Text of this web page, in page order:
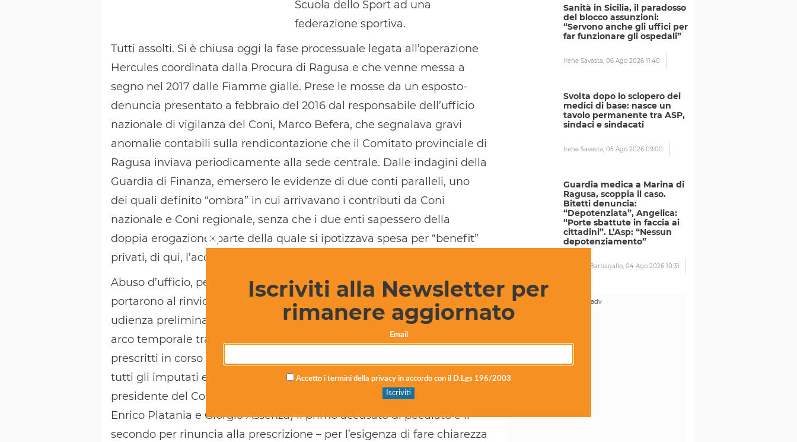
Scuola dello Sport ad una
federazione sportiva.
Tutti assolti. Si è chiusa oggi la fase processuale legata all’operazione
Hercules coordinata dalla Procura di Ragusa e che venne messa a
segno nel 2017 dalle Fiamme gialle. Prese le mosse da un esposto-
denuncia presentato a febbraio del 2016 dal responsabile dell’ufficio
nazionale di vigilanza del Coni, Marco Befera, che segnalava gravi
anomalie contabili sulla rendicontazione che il Comitato provinciale di
Ragusa inviava periodicamente alla sede centrale. Dalle indagini della
Guardia di Finanza, emersero le evidenze di due conti paralleli, uno
dei quali definito “ombra” in cui arrivavano i contributi da Coni
nazionale e Coni regionale, senza che i due enti sapessero della
doppia erogazione, parte della quale si ipotizzava spesa per “benefit”
privati, di qui, l’accusa di peculato.
Abuso d’ufficio, peculato e turbativa d’asta furono le contestazioni che
portarono al rinvio a giudizio di 8 persone (una venne assolta in
udienza preliminare). I reati contestati sarebbero stati commessi in un
arco temporale tra il 2006 e il 2017. In gran parte reati dichiarati
prescritti in corso di dibattimento (quelli commessi prima del 2012),
tutti gli imputati erano usciti dal processo, tranne Rosario Cintolo ex
presidente del Coni e Salvatore Mezzasalma, (difesi dagli avvocati
Enrico Platania e Giorgio Assenza) il primo accusato di peculato e il
secondo per rinuncia alla prescrizione – per l’esigenza di fare chiarezza
Sanità in Sicilia, il paradosso
del blocco assunzioni:
“Servono anche gli uffici per
far funzionare gli ospedali”
Irene Savasta, 06 Ago 2026 11:40
Svolta dopo lo sciopero dei
medici di base: nasce un
tavolo permanente tra ASP,
sindaci e sindacati
Irene Savasta, 05 Ago 2026 09:00
Guardia medica a Marina di
Ragusa, scoppia il caso.
Bitetti denuncia:
“Depotenziata”, Angelica:
“Porte sbattute in faccia ai
cittadini”. L’Asp: “Nessun
depotenziamento”
Michele Barbagallo, 04 Ago 2026 10:31
Iscriviti alla Newsletter per
rimanere aggiornato
Email
Accetto i termini della privacy in accordo con il D.Lgs 196/2003